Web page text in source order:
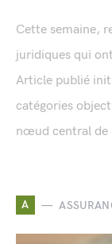
Cette semaine,
juridiques qui
Article publié
catégories
nœud central de
A